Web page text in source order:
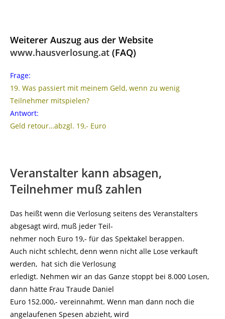
Weiterer Auszug aus der Website
www.hausverlosung.at (FAQ)
Frage:
19. Was passiert mit meinem Geld, wenn zu wenig
Teilnehmer mitspielen?
Antwort:
Geld retour…abzgl. 19,- Euro
Veranstalter kann absagen,
Teilnehmer muß zahlen
Das heißt wenn die Verlosung seitens des Veranstalters
abgesagt wird, muß jeder Teil-
nehmer noch Euro 19,- für das Spektakel berappen.
Auch nicht schlecht, denn wenn nicht alle Lose verkauft
werden, hat sich die Verlosung
erledigt. Nehmen wir an das Ganze stoppt bei 8.000 Losen,
dann hätte Frau Traude Daniel
Euro 152.000,- vereinnahmt. Wenn man dann noch die
angelaufenen Spesen abzieht, wird